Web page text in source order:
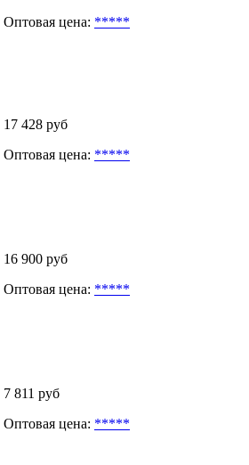
Оптовая цена: *****
17 428 руб
Оптовая цена: *****
16 900 руб
Оптовая цена: *****
7 811 руб
Оптовая цена: *****